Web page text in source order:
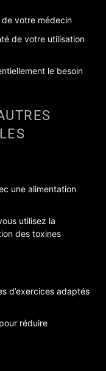
votre médecin
de votre utilisation
le besoin
une alimentation
utilisez la
des toxines
d’exercices adaptés
réduire